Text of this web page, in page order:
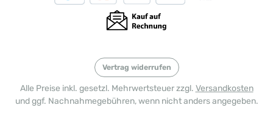
Vertrag widerrufen
Alle Preise inkl. gesetzl. Mehrwertsteuer zzgl. Versandkosten
und ggf. Nachnahmegebühren, wenn nicht anders angegeben.